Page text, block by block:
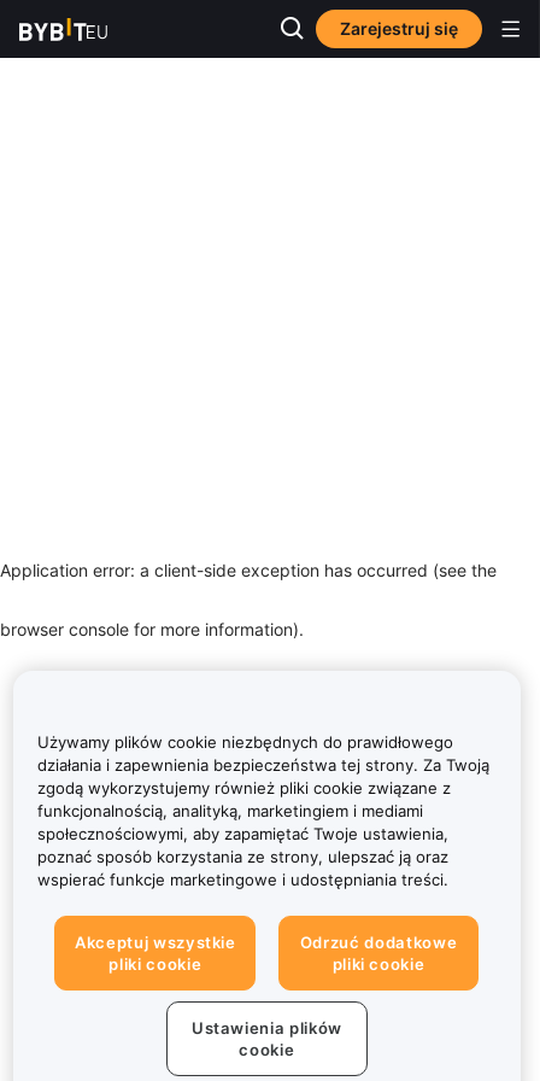
Zarejestruj się
Application error: a client-side exception has occurred (see the
browser console for more information).
Używamy plików cookie niezbędnych do prawidłowego
działania i zapewnienia bezpieczeństwa tej strony. Za Twoją
zgodą wykorzystujemy również pliki cookie związane z
funkcjonalnością, analityką, marketingiem i mediami
społecznościowymi, aby zapamiętać Twoje ustawienia,
poznać sposób korzystania ze strony, ulepszać ją oraz
wspierać funkcje marketingowe i udostępniania treści.
Akceptuj wszystkie
pliki cookie
Odrzuć dodatkowe
pliki cookie
Ustawienia plików
cookie